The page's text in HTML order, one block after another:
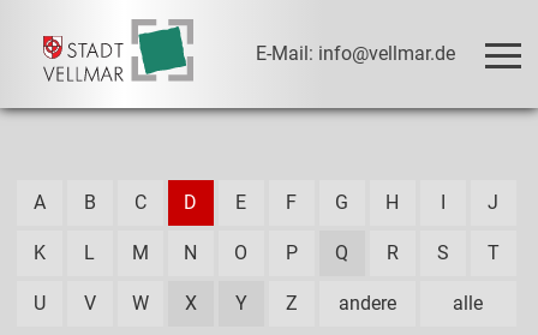
E-Mail: info@vellmar.de
alle
A B C D E F G H I J
K L M N O P Q R S T
U V W X Y Z andere